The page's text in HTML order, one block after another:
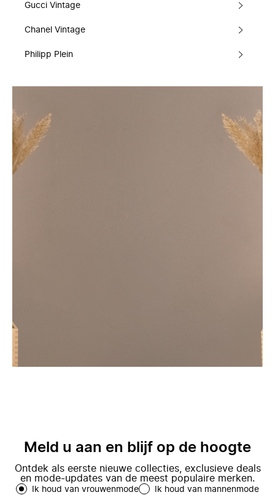
Gucci Vintage
Chanel Vintage
Philipp Plein
Meld u aan en blijf op de hoogte
Ontdek als eerste nieuwe collecties, exclusieve deals
en mode-updates van de meest populaire merken.
Ik houd van vrouwenmode Ik houd van mannenmode